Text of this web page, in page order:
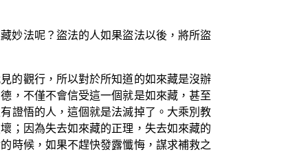
妙法呢？盜法的人如果盜法以後，將所盜
的觀行，所以對於所知道的如來藏是沒辦
，不僅不會信受這一個就是如來藏，甚至
證悟的人，這個就是法滅掉了。大乘別教
；因為失去如來藏的正理，失去如來藏的
時候，如果不趕快發露懺悔，謀求補救之